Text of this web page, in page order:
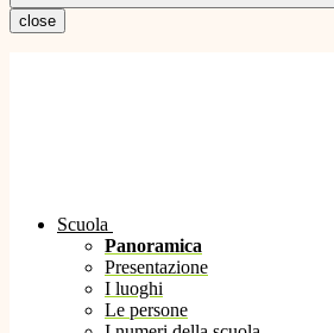
close
Scuola
Panoramica
Presentazione
I luoghi
Le persone